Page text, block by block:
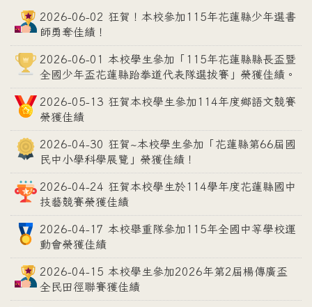
2026-06-02 狂賀！本校參加115年花蓮縣少年選書
師勇奪佳績！
2026-06-01 本校學生參加「115年花蓮縣縣長盃暨
全國少年盃花蓮縣跆拳道代表隊選拔賽」榮獲佳績。
2026-05-13 狂賀本校學生參加114年度鄉語文競賽
榮獲佳績
2026-04-30 狂賀~本校學生參加「花蓮縣第66屆國
民中小學科學展覽」榮獲佳績！
2026-04-24 狂賀本校學生於114學年度花蓮縣國中
技藝競賽榮獲佳績
2026-04-17 本校舉重隊參加115年全國中等學校運
動會榮獲佳績
2026-04-15 本校學生參加2026年第2屆楊傳廣盃
全民田徑聯賽獲佳績